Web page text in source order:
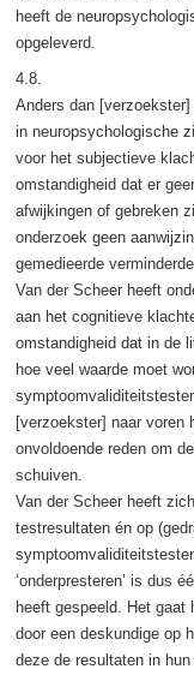
heeft de
opgeleverd.
4.8.
Anders dan
in neuropsychologische
voor het subjectieve
omstandigheid dat er
afwijkingen of gebreken
onderzoek geen
gemedieerde
Van der Scheer heeft
aan het cognitieve
omstandigheid dat in de
hoe veel waarde moet
[verzoekster] naar voren
onvoldoende reden om
schuiven.
Van der Scheer heeft
testresultaten én op
‘onderpresteren’ is dus
heeft gespeeld. Het gaat
door een deskundige op
deze de resultaten in